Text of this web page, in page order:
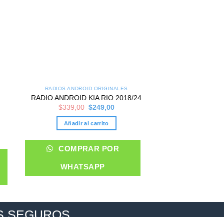
RADIOS ANDROID ORIGINALES
RADIO ANDROID KIA RIO 2018/24
$339,00 Original
price
was:
$339,00.
$249,00Current
is:
Añadir al carrito
COMPRAR POR
WHATSAPP